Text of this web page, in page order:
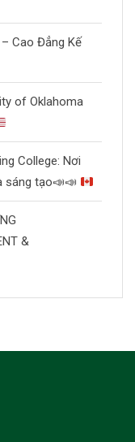
Cao Đẳng Kế
of Oklahoma
College: Nơi
sáng tạo📣📣
&